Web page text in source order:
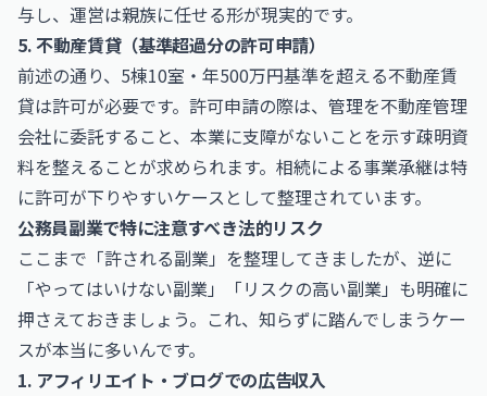
与し、運営は親族に任せる形が現実的です。
5. 不動産賃貸（基準超過分の許可申請）
前述の通り、5棟10室・年500万円基準を超える不動産賃
貸は許可が必要です。許可申請の際は、管理を不動産管理
会社に委託すること、本業に支障がないことを示す疎明資
料を整えることが求められます。相続による事業承継は特
に許可が下りやすいケースとして整理されています。
公務員副業で特に注意すべき法的リスク
ここまで「許される副業」を整理してきましたが、逆に
「やってはいけない副業」「リスクの高い副業」も明確に
押さえておきましょう。これ、知らずに踏んでしまうケー
スが本当に多いんです。
1. アフィリエイト・ブログでの広告収入